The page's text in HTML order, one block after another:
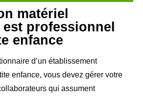
matériel
professionnel
enfance
d’un établissement
enfance, vous devez gérer votre
qui assument